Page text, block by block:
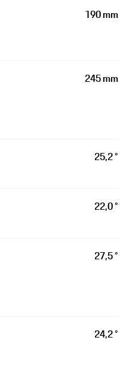
190 mm
245 mm
25,2 °
22,0 °
27,5 °
24,2 °